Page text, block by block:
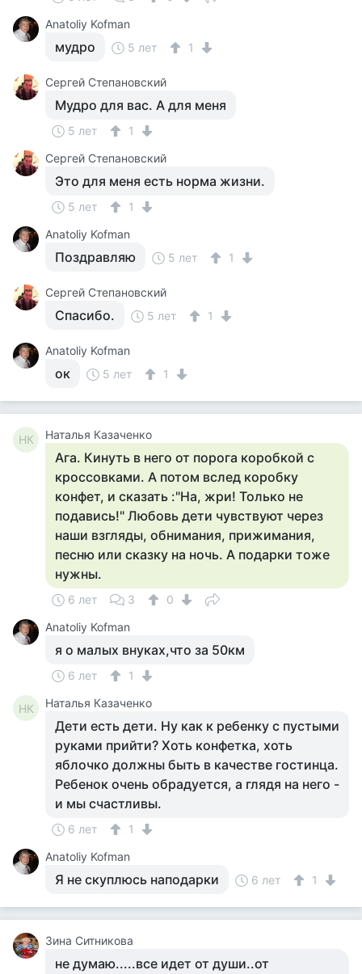
Anatoliy Kofman
мудро 5 лет 1
Сергей Степановский
Мудро для вас. А для меня
5 лет
1
Сергей Степановский
Это для меня есть норма жизни.
5 лет
1
Anatoliy Kofman
Поздравляю 5 лет 1
Сергей Степановский
Спасибо. 5 лет 1
Anatoliy Kofman
ок 5 лет 1
НК Наталья Казаченко
Ага. Кинуть в него от порога коробкой с
кроссовками. А потом вслед коробку
конфет, и сказать :"На, жри! Только не
подавись!" Любовь дети чувствуют через
наши взгляды, обнимания, прижимания,
песню или сказку на ночь. А подарки тоже
нужны.
6 лет 3
0
Anatoliy Kofman
я о малых внуках,что за 50км
6 лет 1
НК Наталья Казаченко
Дети есть дети. Ну как к ребенку с пустыми
руками прийти? Хоть конфетка, хоть
яблочко должны быть в качестве гостинца.
Ребенок очень обрадуется, а глядя на него -
и мы счастливы.
6 лет
1
Anatoliy Kofman
Я не скуплюсь наподарки 6 лет 1
Зина Ситникова
не думаю.....все идет от души..от